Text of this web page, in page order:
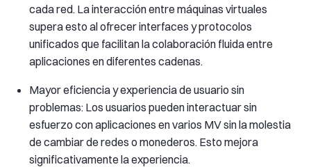
cada red. La interacción entre máquinas virtuales
supera esto al ofrecer interfaces y protocolos
unificados que facilitan la colaboración fluida entre
aplicaciones en diferentes cadenas.
Mayor eficiencia y experiencia de usuario sin
problemas: Los usuarios pueden interactuar sin
esfuerzo con aplicaciones en varios MV sin la molestia
de cambiar de redes o monederos. Esto mejora
significativamente la experiencia.